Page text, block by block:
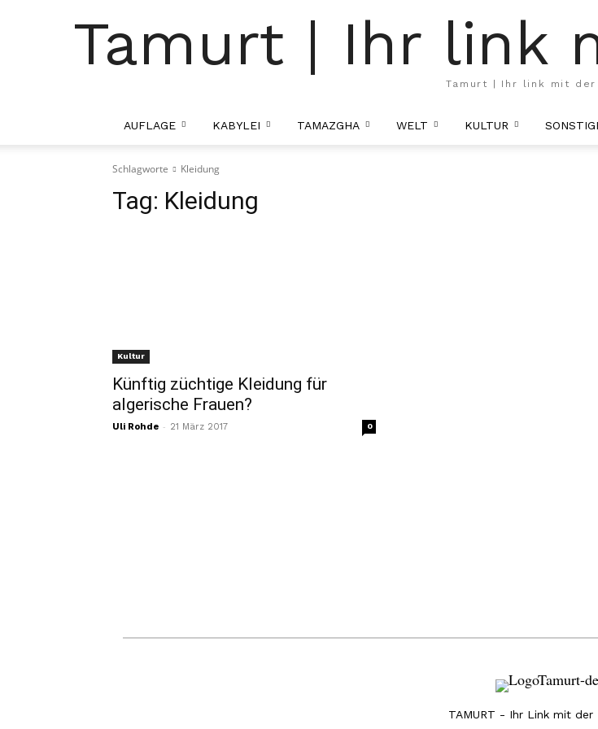
Tamurt | Ihr link
Tamurt | Ihr link mit der
AUFLAGE KABYLEI TAMAZGHA WELT KULTUR
Schlagworte Kleidung
Tag: Kleidung
Kultur
Künftig züchtige Kleidung für
algerische Frauen?
Uli Rohde - 21 März 2017 0
TAMURT - Ihr Link mit der